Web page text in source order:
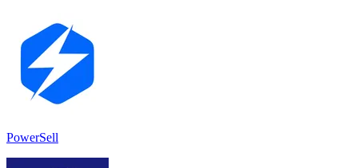
PowerSell